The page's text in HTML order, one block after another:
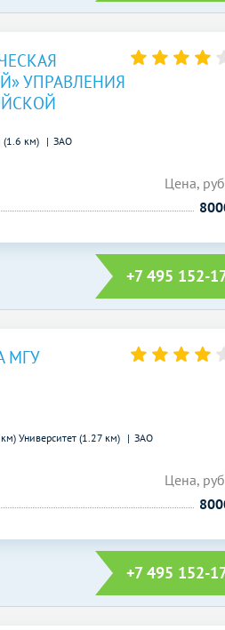
УПРАВЛЕНИЯ
(1.6 км) ЗАО
Цена,
+7 495 152-
МГУ
Университет (1.27 км) ЗАО
Цена,
+7 495 152-